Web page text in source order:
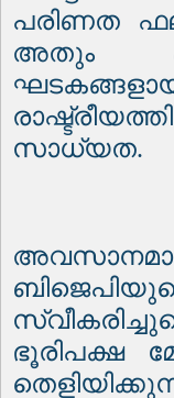
പരിണത
അതും
സാധ്യത.
ഭൂരിപക്ഷ